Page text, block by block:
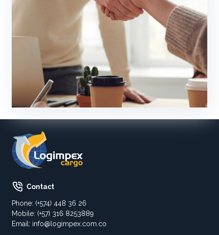
Contact
Phone: (+574) 448 36 26
Mobile: (+57) 316 8253889
Email: info@logimpex.com.co